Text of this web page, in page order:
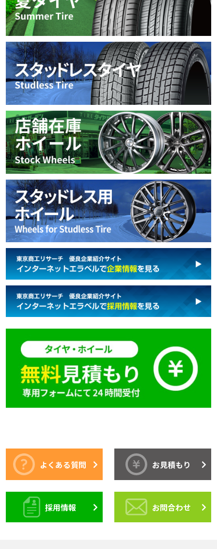
よくある質問 お見積もり
採用情報 お問合わせ